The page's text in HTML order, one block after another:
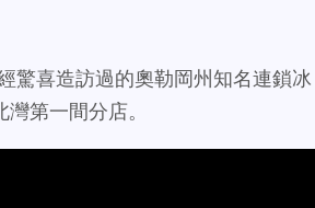
驚喜造訪過的奧勒岡州知名連鎖冰
第一間分店。